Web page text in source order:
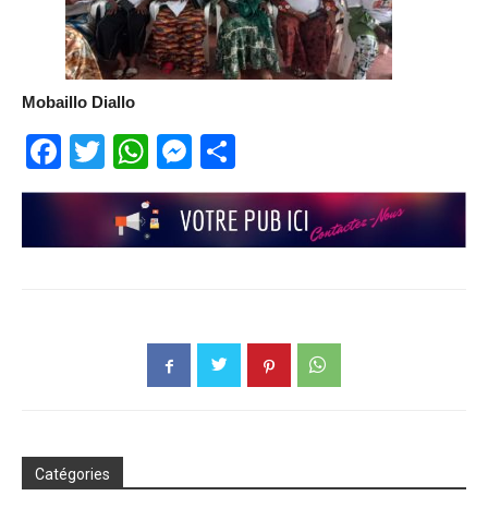
Mobaillo Diallo
Facebook
TwitterWhatsApp
Messenger
Catégories